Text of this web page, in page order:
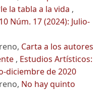
la tabla a la vida ,
Núm. 17 (2024): Julio-
Carta a los autores
, Estudios Artísticos:
diciembre de 2020
No hay quinto